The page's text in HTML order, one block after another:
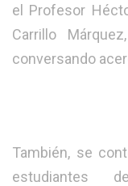
el Profesor
Carrillo
conversando
También, se
estudiantes